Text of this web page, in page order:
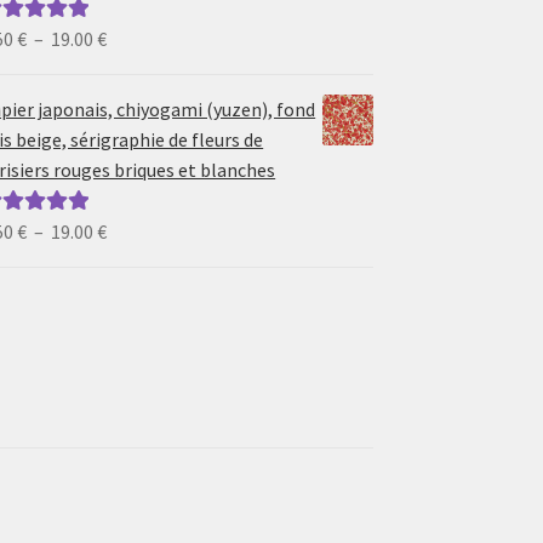
5.00sur
€ – 19.00€Plage
prix :
6.50 €
à
japonais, chiyogami (yuzen), fond
beige, sérigraphie de fleurs de
rouges briques et blanches
5.00sur
€ – 19.00€Plage